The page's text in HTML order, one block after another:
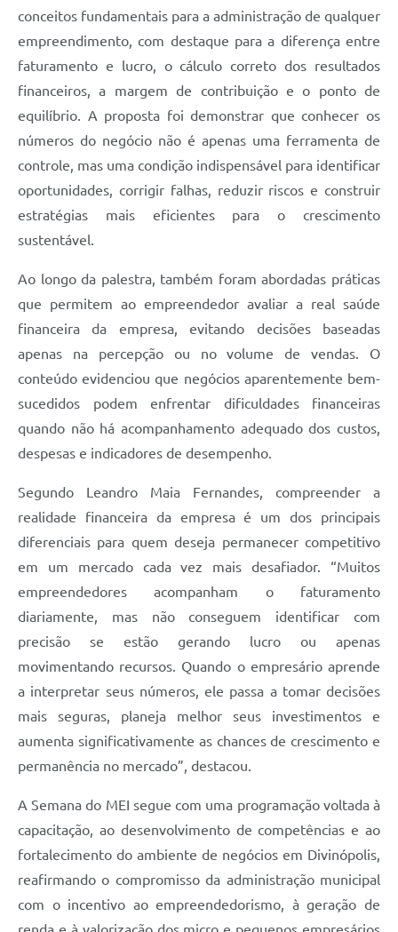
conceitos fundamentais para a administração de qualquer
empreendimento, com destaque para a diferença entre
faturamento e lucro, o cálculo correto dos resultados
financeiros, a margem de contribuição e o ponto de
equilíbrio. A proposta foi demonstrar que conhecer os
números do negócio não é apenas uma ferramenta de
controle, mas uma condição indispensável para identificar
oportunidades, corrigir falhas, reduzir riscos e construir
estratégias mais eficientes para o crescimento
sustentável.
Ao longo da palestra, também foram abordadas práticas
que permitem ao empreendedor avaliar a real saúde
financeira da empresa, evitando decisões baseadas
apenas na percepção ou no volume de vendas. O
conteúdo evidenciou que negócios aparentemente bem-
sucedidos podem enfrentar dificuldades financeiras
quando não há acompanhamento adequado dos custos,
despesas e indicadores de desempenho.
Segundo Leandro Maia Fernandes, compreender a
realidade financeira da empresa é um dos principais
diferenciais para quem deseja permanecer competitivo
em um mercado cada vez mais desafiador. “Muitos
empreendedores acompanham o faturamento
diariamente, mas não conseguem identificar com
precisão se estão gerando lucro ou apenas
movimentando recursos. Quando o empresário aprende
a interpretar seus números, ele passa a tomar decisões
mais seguras, planeja melhor seus investimentos e
aumenta significativamente as chances de crescimento e
permanência no mercado”, destacou.
A Semana do MEI segue com uma programação voltada à
capacitação, ao desenvolvimento de competências e ao
fortalecimento do ambiente de negócios em Divinópolis,
reafirmando o compromisso da administração municipal
com o incentivo ao empreendedorismo, à geração de